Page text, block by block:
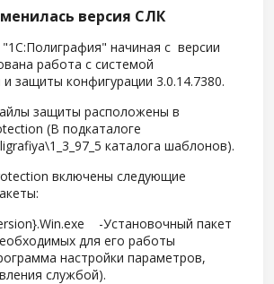
версия СЛК
начиная с версии
работа с системой
защиты конфигурации 3.0.14.7380.
защиты расположены в
(В подкаталоге
каталога шаблонов).
включены следующие
-Установочный пакет
для его работы
настройки параметров,
службой).